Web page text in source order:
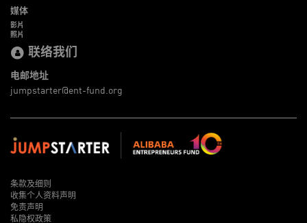
媒体
影片
照片
联络我们
电邮地址
jumpstarter@ent-fund.org
条款及细则
收集个人资料声明
免责声明
私隐权政策